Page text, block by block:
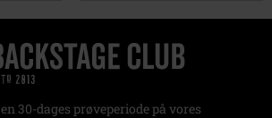
30-dages prøveperiode på vores